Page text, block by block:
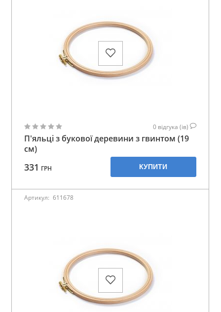
0 відгука (ів)
П'яльці з букової деревини з гвинтом (19
см)
331 ГРН КУПИТИ
Артикул: 611678